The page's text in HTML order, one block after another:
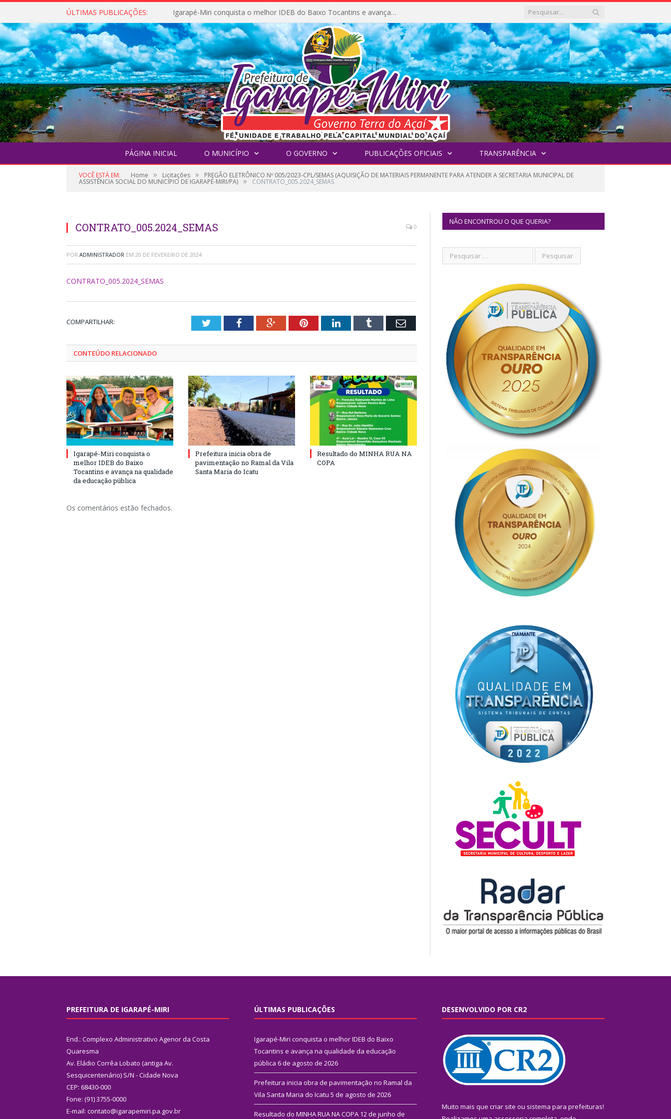
ÚLTIMAS PUBLICAÇÕES: Igarapé-Miri conquista o melhor IDEB do Baixo Tocantins e avança na qualidade da educação pública
PÁGINA INICIAL O MUNICÍPIO O GOVERNO PUBLICAÇÕES OFICIAIS TRANSPARÊNCIA
VOCÊ ESTÁ EM: Home » Licitações » PREGÃO ELETRÔNICO Nº 005/2023-CPL/SEMAS (AQUISIÇÃO DE MATERIAIS PERMANENTE PARA ATENDER A SECRETARIA MUNICIPAL DE
ASSISTÊNCIA SOCIAL DO MUNICÍPIO DE IGARAPÉ-MIRI/PA) » CONTRATO_005.2024_SEMAS
CONTRATO_005.2024_SEMAS 0
POR ADMINISTRADOR EM 20 DE FEVEREIRO DE 2024
CONTRATO_005.2024_SEMAS
COMPARTILHAR: TwitterFacebookGoogle+PinterestLinkedInTumblr Email
CONTEÚDO RELACIONADO
Igarapé-Miri conquista o
melhor IDEB do Baixo
Tocantins e avança na qualidade
da educação pública
Prefeitura inicia obra de
pavimentação no Ramal da Vila
Santa Maria do Icatu
Resultado do MINHA RUA NA
COPA
Os comentários estão fechados.
NÃO ENCONTROU O QUE QUERIA?
PREFEITURA DE IGARAPÉ-MIRI
End.: Complexo Administrativo Agenor da Costa
Quaresma
Av. Eládio Corrêa Lobato (antiga Av.
Sesquicentenário) S/N - Cidade Nova
CEP: 68430-000
Fone: (91) 3755-0000
E-mail: contato@igarapemiri.pa.gov.br
ÚLTIMAS PUBLICAÇÕES
Igarapé-Miri conquista o melhor IDEB do Baixo
Tocantins e avança na qualidade da educação
pública 6 de agosto de 2026
Prefeitura inicia obra de pavimentação no Ramal da
Vila Santa Maria do Icatu 5 de agosto de 2026
Resultado do MINHA RUA NA COPA 12 de junho de
DESENVOLVIDO POR CR2
Muito mais que criar site ou sistema para prefeituras!